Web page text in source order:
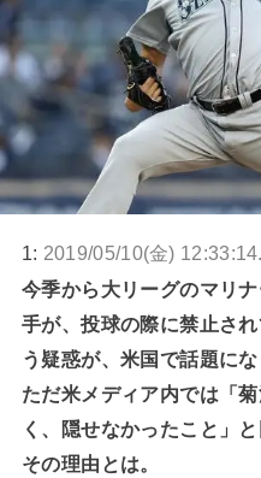
1: 2019/05/10(金)
今季から大リーグのマリ
手が、投球の際に禁止さ
う疑惑が、米国で話題にな
ただ米メディア内では「
く、隠せなかったこと」
その理由とは。